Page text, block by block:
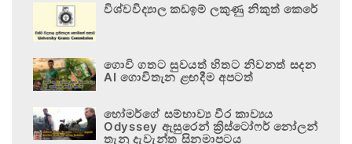
විශ්වවිද්‍යාල කඩඉම් ලකුණු නිකුත් කෙරේ
ගොවි ගතට සුවයත් හිතට නිවනත් සදන
AI ගොවිතැන ළඟදීම අපටත්
හෝමර්ගේ සම්භාව්‍ය වීර කාව්‍යය
Odyssey ඇසුරෙන් ක්‍රිස්ටෝෆර් නෝලන්
තැනූ දැවැන්ත සිනමාපටය